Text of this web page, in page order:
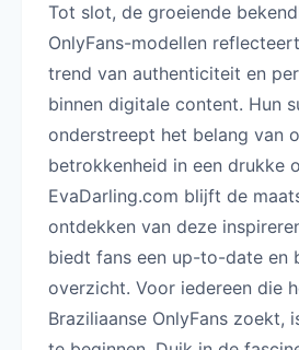
Tot slot, de groeiende
OnlyFans-modellen
trend van authenticiteit en
binnen digitale content. Hun
onderstreept het belang van
betrokkenheid in een drukke
EvaDarling.com blijft de
ontdekken van deze
biedt fans een up-to-date en
overzicht. Voor iedereen die
Braziliaanse OnlyFans zoekt,